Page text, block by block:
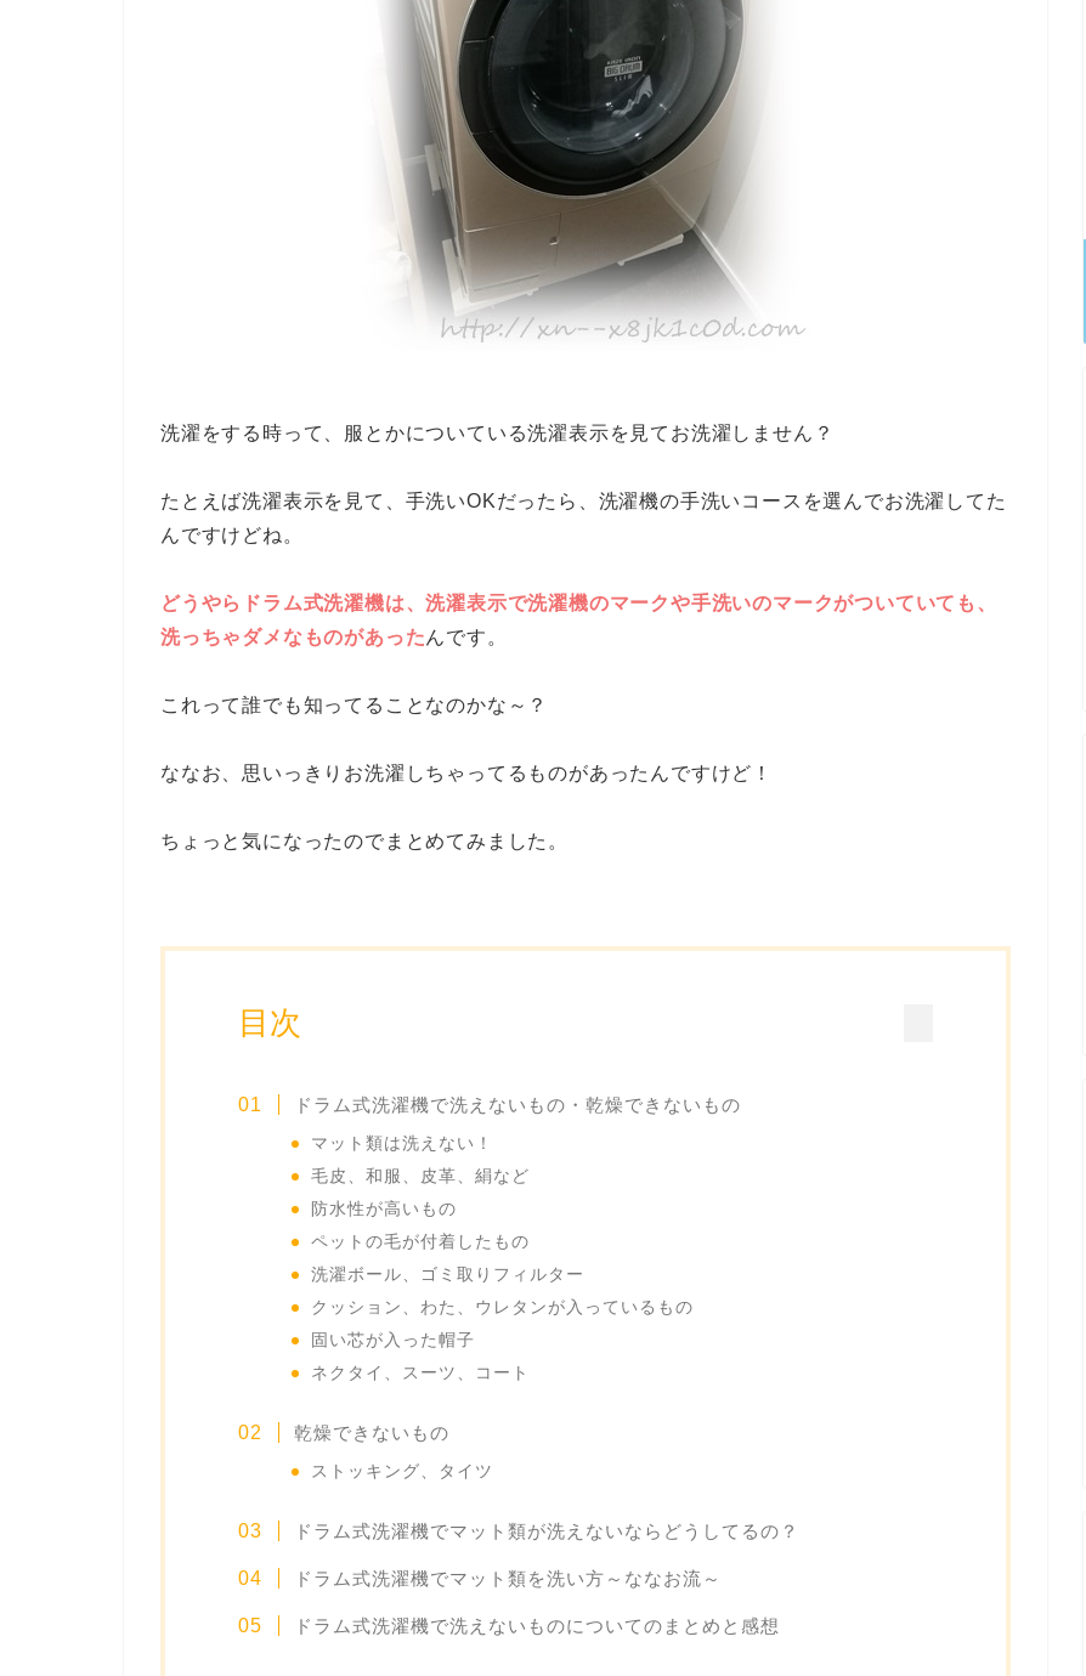
洗濯をする時って、服とかについている洗濯表示を見てお洗濯しません？
たとえば洗濯表示を見て、手洗いOKだったら、洗濯機の手洗いコースを選んでお洗濯してた
んですけどね。
どうやらドラム式洗濯機は、洗濯表示で洗濯機のマークや手洗いのマークがついていても、
洗っちゃダメなものがあったんです。
これって誰でも知ってることなのかな～？
ななお、思いっきりお洗濯しちゃってるものがあったんですけど！
ちょっと気になったのでまとめてみました。
目次
ドラム式洗濯機で洗えないもの・乾燥できないもの
マット類は洗えない！
毛皮、和服、皮革、絹など
防水性が高いもの
ペットの毛が付着したもの
洗濯ボール、ゴミ取りフィルター
クッション、わた、ウレタンが入っているもの
固い芯が入った帽子
ネクタイ、スーツ、コート
乾燥できないもの
ストッキング、タイツ
ドラム式洗濯機でマット類が洗えないならどうしてるの？
ドラム式洗濯機でマット類を洗い方～ななお流～
ドラム式洗濯機で洗えないものについてのまとめと感想